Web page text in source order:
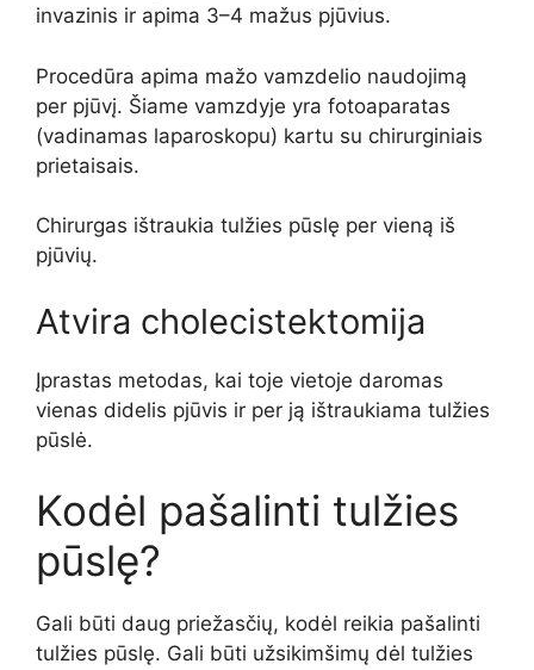
invazinis ir apima 3–4 mažus pjūvius.
Procedūra apima mažo vamzdelio naudojimą
per pjūvį. Šiame vamzdyje yra fotoaparatas
(vadinamas laparoskopu) kartu su chirurginiais
prietaisais.
Chirurgas ištraukia tulžies pūslę per vieną iš
pjūvių.
Atvira cholecistektomija
Įprastas metodas, kai toje vietoje daromas
vienas didelis pjūvis ir per ją ištraukiama tulžies
pūslė.
Kodėl pašalinti tulžies
pūslę?
Gali būti daug priežasčių, kodėl reikia pašalinti
tulžies pūslę. Gali būti užsikimšimų dėl tulžies